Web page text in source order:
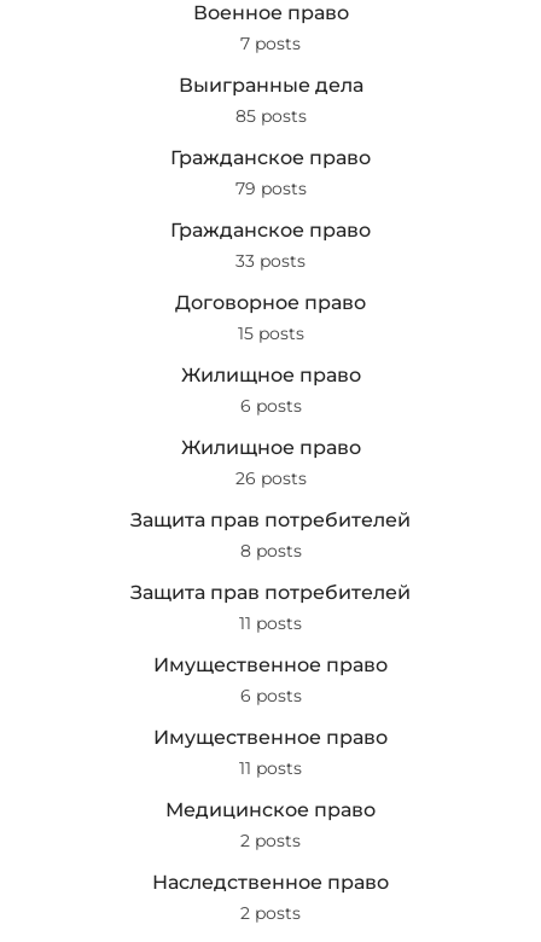
Военное право
7 posts
Выигранные дела
85 posts
Гражданское право
79 posts
Гражданское право
33 posts
Договорное право
15 posts
Жилищное право
6 posts
Жилищное право
26 posts
Защита прав потребителей
8 posts
Защита прав потребителей
11 posts
Имущественное право
6 posts
Имущественное право
11 posts
Медицинское право
2 posts
Наследственное право
2 posts